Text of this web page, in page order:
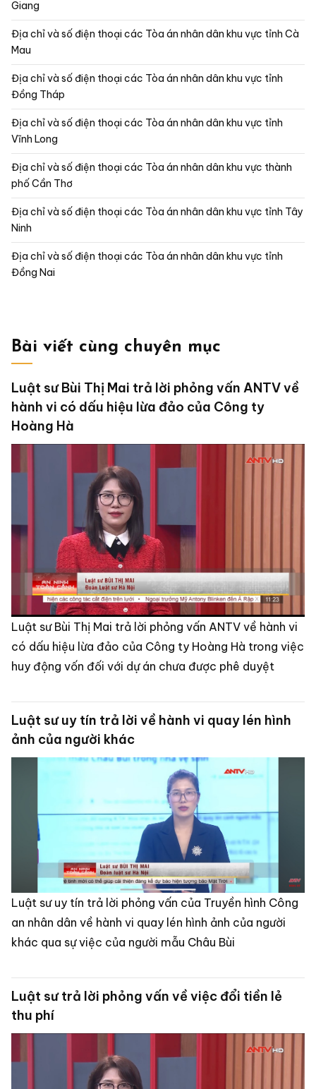
Giang
Địa chỉ và số điện thoại các Tòa án nhân dân khu vực tỉnh Cà
Mau
Địa chỉ và số điện thoại các Tòa án nhân dân khu vực tỉnh
Đồng Tháp
Địa chỉ và số điện thoại các Tòa án nhân dân khu vực tỉnh
Vĩnh Long
Địa chỉ và số điện thoại các Tòa án nhân dân khu vực thành
phố Cần Thơ
Địa chỉ và số điện thoại các Tòa án nhân dân khu vực tỉnh Tây
Ninh
Địa chỉ và số điện thoại các Tòa án nhân dân khu vực tỉnh
Đồng Nai
Bài viết cùng chuyên mục
Luật sư Bùi Thị Mai trả lời phỏng vấn ANTV về
hành vi có dấu hiệu lừa đảo của Công ty
Hoàng Hà
Luật sư Bùi Thị Mai trả lời phỏng vấn ANTV về hành vi
có dấu hiệu lừa đảo của Công ty Hoàng Hà trong việc
huy động vốn đối với dự án chưa được phê duyệt
Luật sư uy tín trả lời về hành vi quay lén hình
ảnh của người khác
Luật sư uy tín trả lời phỏng vấn của Truyền hình Công
an nhân dân về hành vi quay lén hình ảnh của người
khác qua sự việc của người mẫu Châu Bùi
Luật sư trả lời phỏng vấn về việc đổi tiền lẻ
thu phí